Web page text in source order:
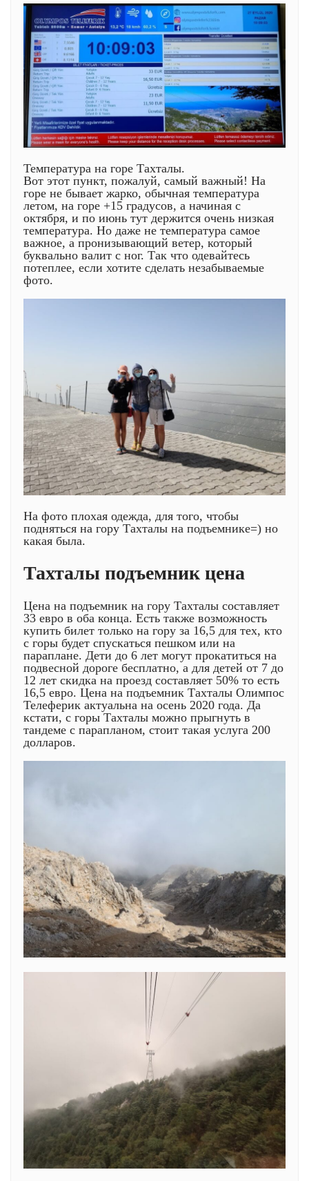
Температура на горе Тахталы.
Вот этот пункт, пожалуй, самый важный! На
горе не бывает жарко, обычная температура
летом, на горе +15 градусов, а начиная с
октября, и по июнь тут держится очень низкая
температура. Но даже не температура самое
важное, а пронизывающий ветер, который
буквально валит с ног. Так что одевайтесь
потеплее, если хотите сделать незабываемые
фото.
На фото плохая одежда, для того, чтобы
подняться на гору Тахталы на подъемнике=) но
какая была.
Тахталы подъемник цена
Цена на подъемник на гору Тахталы составляет
33 евро в оба конца. Есть также возможность
купить билет только на гору за 16,5 для тех, кто
с горы будет спускаться пешком или на
параплане. Дети до 6 лет могут прокатиться на
подвесной дороге бесплатно, а для детей от 7 до
12 лет скидка на проезд составляет 50% то есть
16,5 евро. Цена на подъемник Тахталы Олимпос
Телеферик актуальна на осень 2020 года. Да
кстати, с горы Тахталы можно прыгнуть в
тандеме с парапланом, стоит такая услуга 200
долларов.